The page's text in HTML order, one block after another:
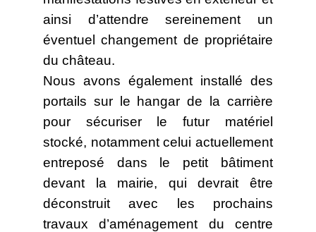
ainsi d’attendre sereinement un
éventuel changement de propriétaire
du château.
Nous avons également installé des
portails sur le hangar de la carrière
pour sécuriser le futur matériel
stocké, notamment celui actuellement
entreposé dans le petit bâtiment
devant la mairie, qui devrait être
déconstruit avec les prochains
travaux d’aménagement du centre